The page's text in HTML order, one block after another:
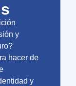
y
hacer de
y